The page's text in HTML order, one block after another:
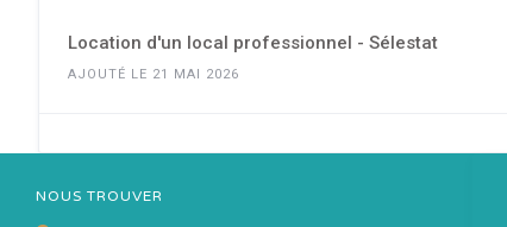
Location d'un local professionnel - Sélestat
AJOUTÉ LE 21 MAI 2026
NOUS TROUVER